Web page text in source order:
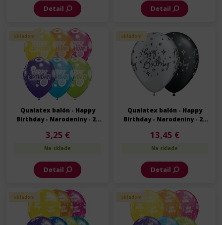
Detail Detail
Skladom
Qualatex balón - Happy
Birthday - Narodeniny - 28
3,25 €
Na sklade
Detail
Skladom
Qualatex balón - Happy
Birthday - Narodeniny - 28
13,45 €
Na sklade
Detail
Skladom Skladom